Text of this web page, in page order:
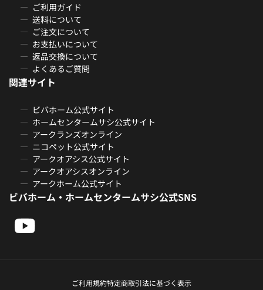
ご利用ガイド
送料について
ご注文について
お支払いについて
返品交換について
よくあるご質問
関連サイト
ビバホーム公式サイト
ホームセンタームサシ公式サイト
アークランズオンライン
ニコペット公式サイト
アークオアシス公式サイト
アークオアシスオンライン
アークホーム公式サイト
ビバホーム・ホームセンタームサシ公式SNS
ご利用規約特定商取引法に基づく表示